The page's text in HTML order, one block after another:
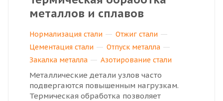
металлов и сплавов
Нормализация стали
Отжиг стали
Цементация стали
Отпуск металла
Закалка металла
Азотирование стали
Металлические детали узлов часто
подвергаются повышенным нагрузкам.
Термическая обработка позволяет